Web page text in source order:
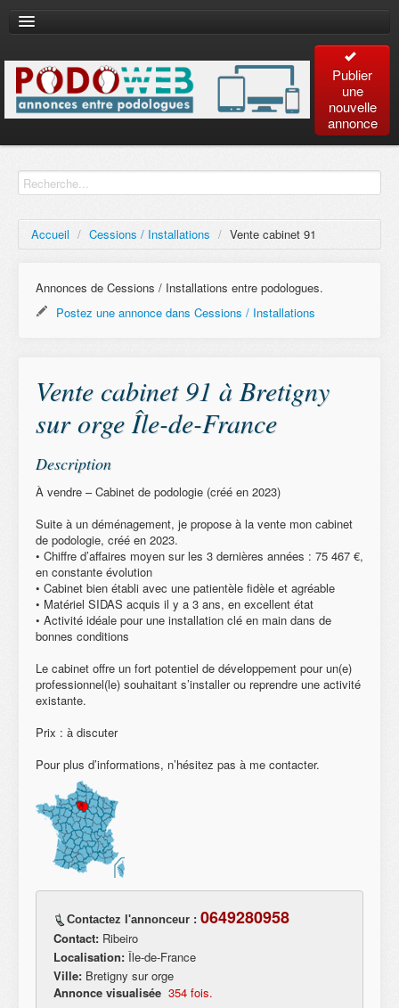
Publier
une
nouvelle
annonce
Accueil / Cessions / Installations / Vente cabinet 91
Annonces de Cessions / Installations entre podologues.
Postez une annonce dans Cessions / Installations
Vente cabinet 91 à Bretigny
sur orge Île-de-France
Description
À vendre – Cabinet de podologie (créé en 2023)
Suite à un déménagement, je propose à la vente mon cabinet
de podologie, créé en 2023.
• Chiffre d’affaires moyen sur les 3 dernières années : 75 467 €,
en constante évolution
• Cabinet bien établi avec une patientèle fidèle et agréable
• Matériel SIDAS acquis il y a 3 ans, en excellent état
• Activité idéale pour une installation clé en main dans de
bonnes conditions
Le cabinet offre un fort potentiel de développement pour un(e)
professionnel(le) souhaitant s’installer ou reprendre une activité
existante.
Prix : à discuter
Pour plus d’informations, n’hésitez pas à me contacter.
Contactez l'annonceur : 0649280958
Contact: Ribeiro
Localisation: Île-de-France
Ville: Bretigny sur orge
Annonce visualisée 354 fois.